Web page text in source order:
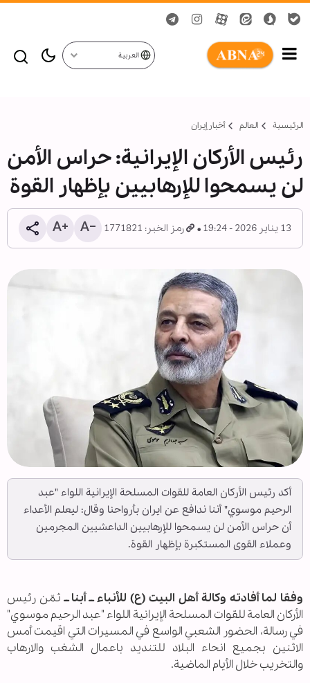
العربية
الرئيسية العالم أخبار إيران
رئيس الأركان الإيرانية: حراس الأمن
لن یسمحوا للإرهابیین بإظهار القوة
13 يناير 2026 - 19:24 رمز الخبر: 1771821
أکد رئيس الأركان العامة للقوات المسلحة الإيرانية اللواء "عبد
الرحيم موسوي" أننا ندافع عن ایران بأرواحنا وقال: لیعلم الأعداء
أن حراس الأمن لن یسمحوا للإرهابیین الداعشیین المجرمین
وعملاء القوی المستکبرة بإظهار القوة.
وفقا لما أفادته وكالة أهل البيت (ع) للأنباء ــ أبنا ــ ثمّن رئيس
الأركان العامة للقوات المسلحة الإيرانية اللواء "عبد الرحيم موسوي"
في رسالة، الحضور الشعبي الواسع في المسيرات التي اقيمت أمس
الاثنين بجميع انحاء البلاد للتنديد باعمال الشغب والارهاب
والتخريب خلال الأيام الماضية.